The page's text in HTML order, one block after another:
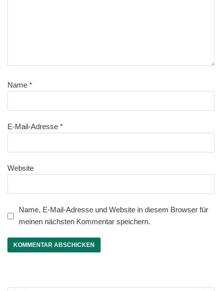
Name *
E-Mail-Adresse *
Website
Name, E-Mail-Adresse und Website in diesem Browser für
meinen nächsten Kommentar speichern.